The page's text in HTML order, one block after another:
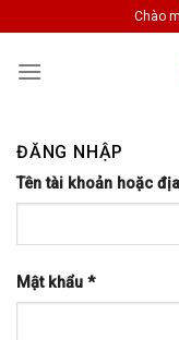
content
Chào
ĐĂNG NHẬP
Tên tài khoản hoặc
Mật khẩu *